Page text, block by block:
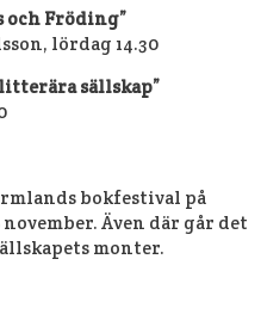
och Fröding”
lördag 14.30
sällskap”
bokfestival på
Även där går det
monter.